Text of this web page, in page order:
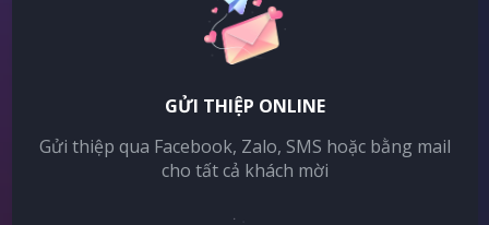
GỬI THIỆP ONLINE
Gửi thiệp qua Facebook, Zalo, SMS hoặc bằng mail
cho tất cả khách mời